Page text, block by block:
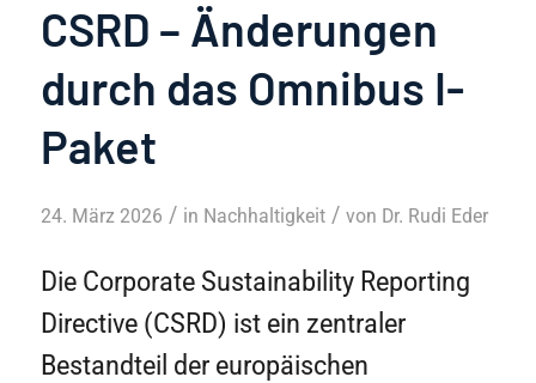
CSRD – Änderungen
durch das Omnibus I-
Paket
24. März 2026 / in Nachhaltigkeit / von Dr. Rudi Eder
Die Corporate Sustainability Reporting
Directive (CSRD) ist ein zentraler
Bestandteil der europäischen